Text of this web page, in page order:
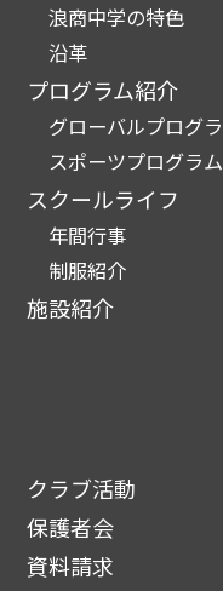
浪商中学の特色
沿革
プログラム紹介
グローバルプログ
スポーツプログラム
スクールライフ
年間行事
制服紹介
施設紹介
クラブ活動
保護者会
資料請求